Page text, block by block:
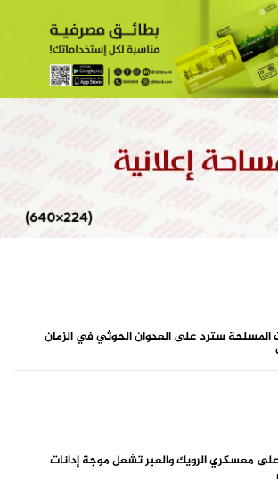
المسلحة سترد على العدوان الحوثي في الزمان
معسكري الرويك والعبر تشعل موجة إدانات